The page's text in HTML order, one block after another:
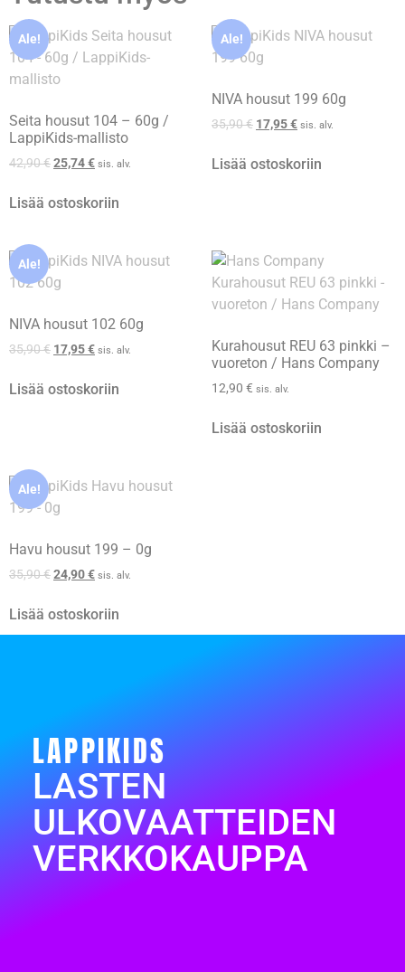
Ale!
Seita housut 104 – 60g /
LappiKids-mallisto
42,90€25,74€ sis. alv.
Lisää ostoskoriin
Ale!
NIVA housut 199 60g
35,90€ 17,95€ sis. alv.
Lisää ostoskoriin
Ale!
NIVA housut 102 60g
35,90€ 17,95€ sis. alv.
Lisää ostoskoriin
Kurahousut REU 63 pinkki –
vuoreton / Hans Company
12,90 € sis. alv.
Lisää ostoskoriin
Ale!
Havu housut 199 – 0g
35,90€24,90€ sis. alv.
Lisää ostoskoriin
LAPPIKIDS
LASTEN
ULKOVAATTEIDEN
VERKKOKAUPPA